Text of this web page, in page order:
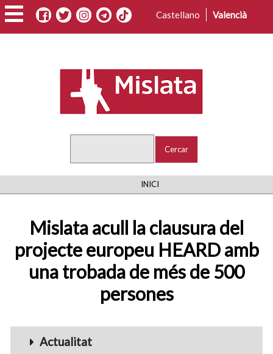
Vés
al
contingut
Castellano Valencià
FIL
INICI
Mislata acull la clausura del
projecte europeu HEARD amb
una trobada de més de 500
persones
Menu_Videos
Actualitat